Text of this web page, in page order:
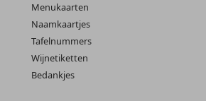
Menukaarten
Naamkaartjes
Tafelnummers
Wijnetiketten
Bedankjes